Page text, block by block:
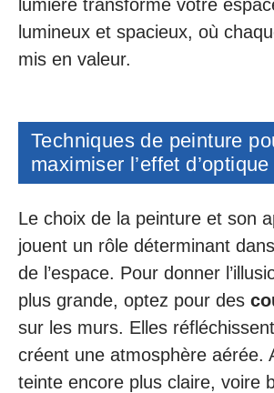
lumière transforme votre
lumineux et spacieux, où
mis en valeur.
Techniques de peinture
maximiser l’effet d’optique
Le choix de la peinture et son
jouent un rôle déterminant
de l’espace. Pour donner
plus grande, optez pour des
sur les murs. Elles
créent une atmosphère aérée.
teinte encore plus claire, voire